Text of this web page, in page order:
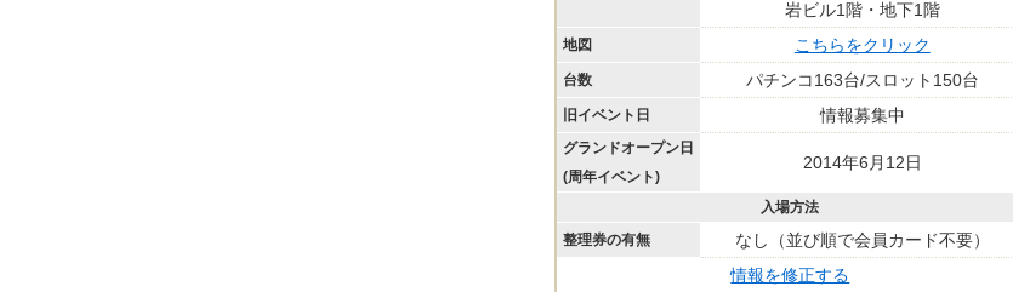
岩ビル1階・地下1階
地図 こちらをクリック
台数 パチンコ163台/スロット150台
旧イベント日 情報募集中
グランドオープン日
(周年イベント)
2014年6月12日
入場方法
整理券の有無
なし（並び順で会員カード不要）
情報を修正する